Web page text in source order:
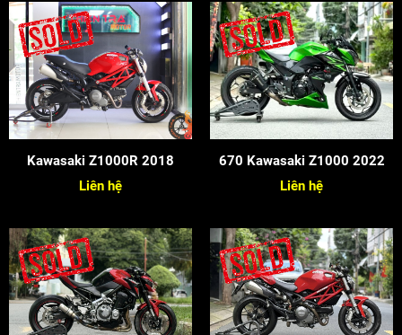
Kawasaki Z1000R 2018
Liên hệ
670 Kawasaki Z1000 2022
Liên hệ